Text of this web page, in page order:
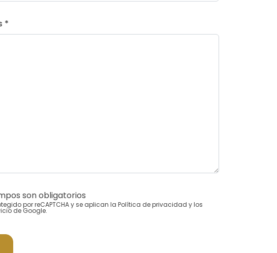
*
son obligatorios
por reCAPTCHA y se aplican la Política de privacidad y los
de Google.